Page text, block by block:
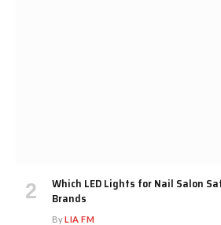
Which LED Lights for Nail Salon
Brands
ByLIA FM